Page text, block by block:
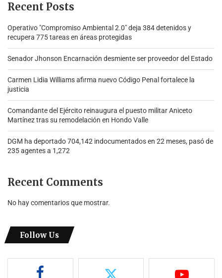
Recent Posts
Operativo "Compromiso Ambiental 2.0″ deja 384 detenidos y
recupera 775 tareas en áreas protegidas
Senador Jhonson Encarnación desmiente ser proveedor del Estado
Carmen Lidia Williams afirma nuevo Código Penal fortalece la
justicia
Comandante del Ejército reinaugura el puesto militar Aniceto
Martínez tras su remodelación en Hondo Valle
DGM ha deportado 704,142 indocumentados en 22 meses, pasó de
235 agentes a 1,272
Recent Comments
No hay comentarios que mostrar.
Follow Us